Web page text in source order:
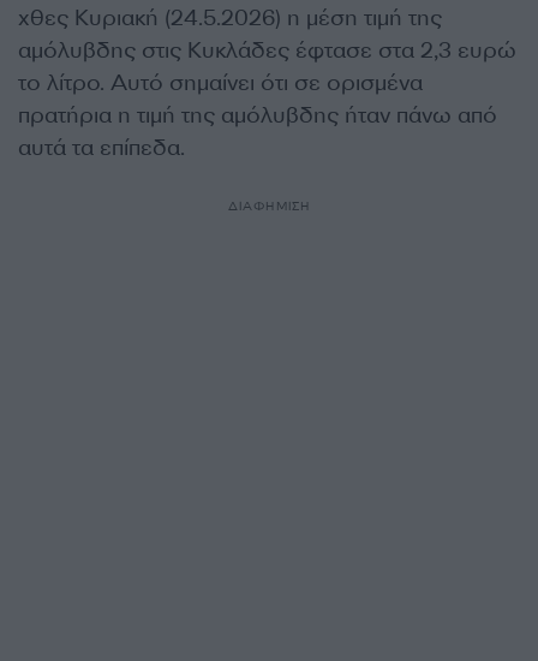
χθες Κυριακή (24.5.2026) η μέση τιμή της
αμόλυβδης στις Κυκλάδες έφτασε στα 2,3 ευρώ
το λίτρο. Αυτό σημαίνει ότι σε ορισμένα
πρατήρια η τιμή της αμόλυβδης ήταν πάνω από
αυτά τα επίπεδα.
ΔΙΑΦΗΜΙΣΗ